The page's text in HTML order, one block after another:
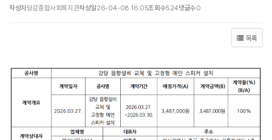
작성자당감종합사회복지관작성일26-04-08 16:05조회수524댓글수0
목록